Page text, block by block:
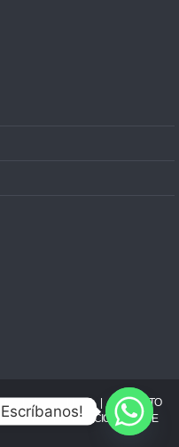
BLOG CONTACTO
DEL SERVICIO LIBRO DE
Escríbanos!